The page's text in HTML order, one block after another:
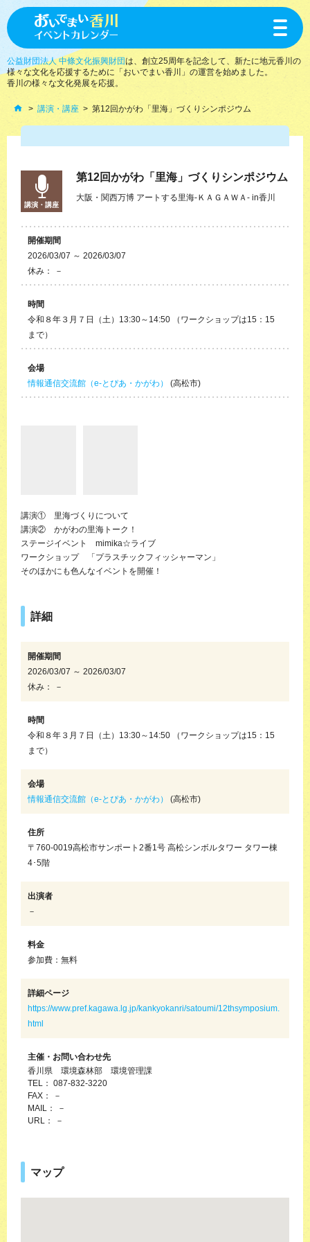
toggle
公益財団法人 中條文化振興財団は、創立25周年を記念して、新たに地元香川の
様々な文化を応援するために「おいでまい香川」の運営を始めました。
香川の様々な文化発展を応援。
講演・講座 第12回かがわ「里海」づくりシンポジウム
講演・講座
第12回かがわ「里海」づくりシンポジウム
大阪・関西万博 アートする里海-ＫＡＧＡＷＡ- in香川
開催期間
2026/03/07 ～ 2026/03/07
休み： －
時間
令和８年３月７日（土）13:30～14:50 （ワークショップは15：15
まで）
会場
情報通信交流館（e-とぴあ・かがわ）
(高松市)
講演① 里海づくりについて
講演② かがわの里海トーク！
ステージイベント mimika☆ライブ
ワークショップ 「プラスチックフィッシャーマン」
そのほかにも色んなイベントを開催！
詳細
開催期間
2026/03/07 ～ 2026/03/07
休み： －
時間
令和８年３月７日（土）13:30～14:50 （ワークショップは15：15
まで）
会場
情報通信交流館（e-とぴあ・かがわ）
(高松市)
住所
〒760-0019高松市サンポート2番1号 高松シンボルタワー タワー棟
4･5階
出演者
－
料金
参加費：無料
詳細ページ
https://www.pref.kagawa.lg.jp/kankyokanri/satoumi/12thsymposium.
html
主催・お問い合わせ先
香川県 環境森林部 環境管理課
TEL： 087-832-3220
FAX： －
MAIL： －
URL： －
マップ